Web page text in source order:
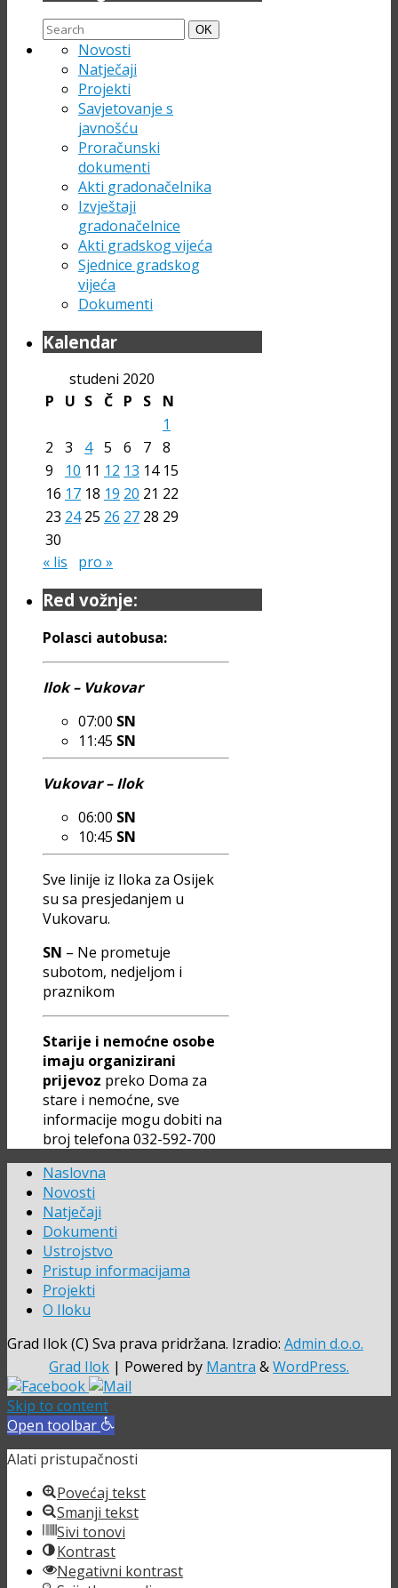
Search
for:
Search
OK
Novosti
Natječaji
Projekti
Savjetovanje s
javnošću
Proračunski
dokumenti
Akti gradonačelnika
Izvještaji
gradonačelnice
Akti gradskog vijeća
Sjednice gradskog
vijeća
Dokumenti
Kalendar
studeni 2020
P
U S Č P S
N
1
2
3 4 5 6 7 8
9
10 11 12 13 14 15
16 17 18 19 20 21 22
23 24 25 26 27 28 29
30
« lis
pro »
Red vožnje:
Polasci autobusa:
Ilok – Vukovar
07:00 SN
11:45 SN
Vukovar – Ilok
06:00 SN
10:45 SN
Sve linije iz Iloka za Osijek
su sa presjedanjem u
Vukovaru.
SN – Ne prometuje
subotom, nedjeljom i
praznikom
Starije i nemoćne osobe
imaju organizirani
prijevoz preko Doma za
stare i nemoćne, sve
informacije mogu dobiti na
broj telefona 032-592-700
Naslovna
Novosti
Natječaji
Dokumenti
Ustrojstvo
Pristup informacijama
Projekti
O Iloku
Grad Ilok (C) Sva prava pridržana. Izradio: Admin d.o.o.
Grad Ilok | Powered by Mantra &WordPress.
Skip to content
Open toolbar
Alati pristupačnosti
Povećaj tekst
Smanji tekst
Sivi tonovi
Kontrast
Negativni kontrast